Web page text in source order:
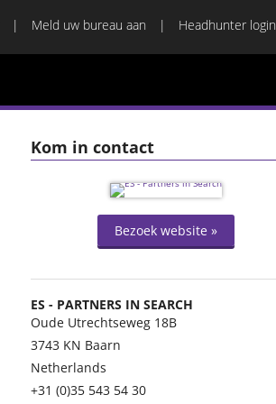
Meld uw bureau aan Headhunter login
Kom in contact
Bezoek website »
ES - PARTNERS IN SEARCH
Oude Utrechtseweg 18B
3743 KN Baarn
Netherlands
+31 (0)35 543 54 30